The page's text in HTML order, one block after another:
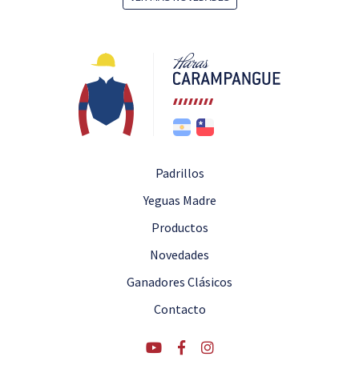
Padrillos
Yeguas Madre
Productos
Novedades
Ganadores Clásicos
Contacto